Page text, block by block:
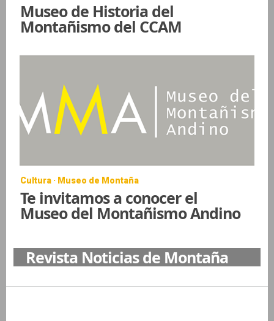
Museo de Historia del
Montañismo del CCAM
Cultura · Museo de Montaña
Te invitamos a conocer el
Museo del Montañismo Andino
Revista Noticias de Montaña